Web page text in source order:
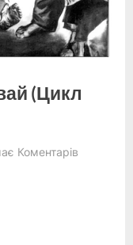
(Цикл
Коментарівдо